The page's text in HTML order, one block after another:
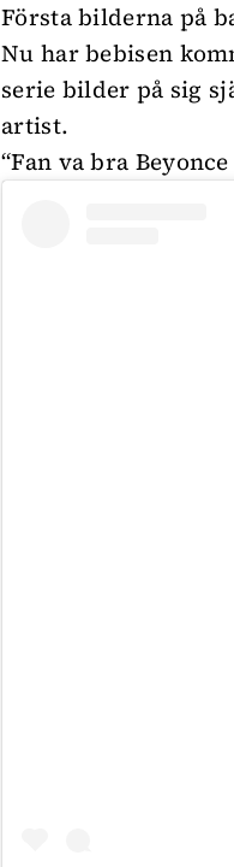
Första bilderna på
Nu har bebisen
serie bilder på sig
artist.
“Fan va bra